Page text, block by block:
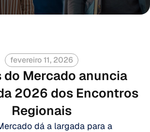
fevereiro 11, 2026
do Mercado anuncia
2026 dos Encontros
Regionais
dá a largada para a